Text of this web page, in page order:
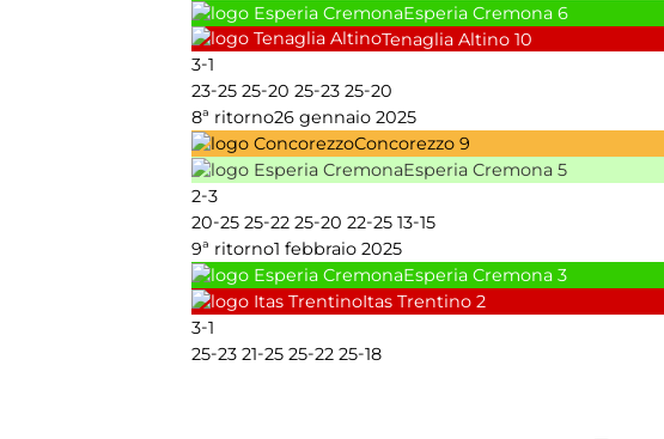
Esperia Cremona 6
Tenaglia Altino 10
3-1
23-25 25-20 25-23 25-20
8ª ritorno26 gennaio 2025
Concorezzo 9
Esperia Cremona 5
2-3
20-25 25-22 25-20 22-25 13-15
9ª ritorno1 febbraio 2025
Esperia Cremona 3
Itas Trentino 2
3-1
25-23 21-25 25-22 25-18